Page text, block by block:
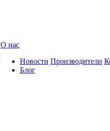
О нас
Новости
Блог
Производители